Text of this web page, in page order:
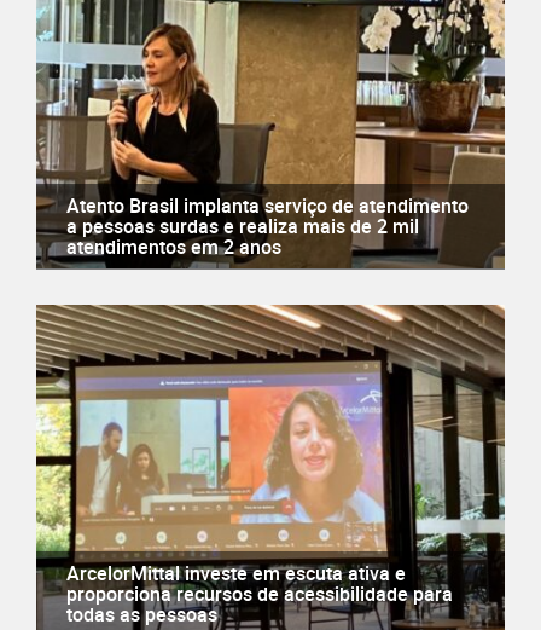
Atento Brasil implanta serviço de atendimento
a pessoas surdas e realiza mais de 2 mil
atendimentos em 2 anos
ArcelorMittal investe em escuta ativa e
proporciona recursos de acessibilidade para
todas as pessoas